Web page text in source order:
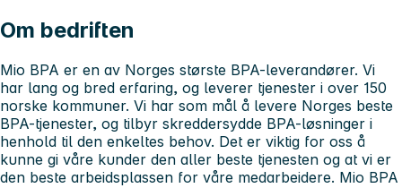
Om bedriften
Mio BPA er en av Norges største BPA-leverandører. Vi
har lang og bred erfaring, og leverer tjenester i over 150
norske kommuner. Vi har som mål å levere Norges beste
BPA-tjenester, og tilbyr skreddersydde BPA-løsninger i
henhold til den enkeltes behov. Det er viktig for oss å
kunne gi våre kunder den aller beste tjenesten og at vi er
den beste arbeidsplassen for våre medarbeidere. Mio BPA